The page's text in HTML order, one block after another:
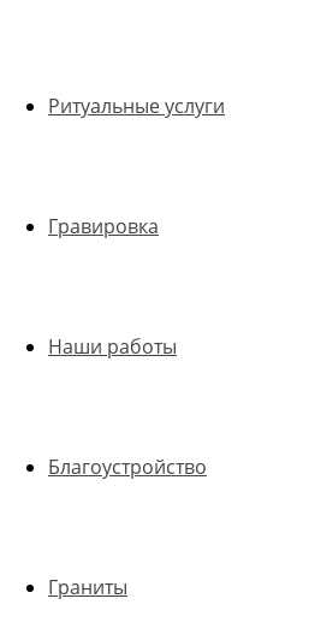
Ритуальные услуги
Гравировка
Наши работы
Благоустройство
Граниты